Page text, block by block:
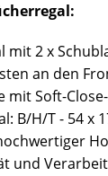
mit 2 x
an den
mit Soft-
B/H/T - 54 x
und